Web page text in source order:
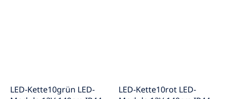
LED-Kette10grün LED-
LED-Kette10rot LED-